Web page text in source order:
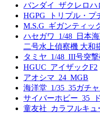
バンダイ_ザクレロハ
HGPG_トリプル・プ
M.S.G_ギガンティッ
ハセガワ_1/48_日本
二号水上偵察機 大和
タミヤ_1/48_III号突
HGUC_アイザックF2
アオシマ_24_MGB
海洋堂_1/35_35ガチ
サイバーホビー_35_
童友社_カラフルキ